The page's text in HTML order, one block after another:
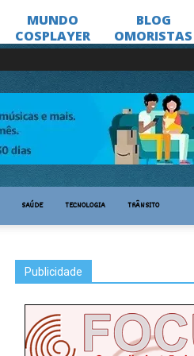
SAÚDE TECNOLOGIA TRÂNSITO
Publicidade